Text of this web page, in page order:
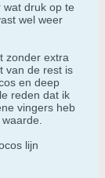
wat druk op te
wel weer
zonder extra
van de rest is
en deep
reden dat ik
vingers heb
lijn